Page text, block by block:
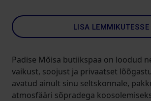
LISA LEMMIKUTESSE
Padise Mõisa butiikspaa on loodud
vaikust, soojust ja privaatset
avatud ainult sinu seltskonnale,
atmosfääri sõpradega